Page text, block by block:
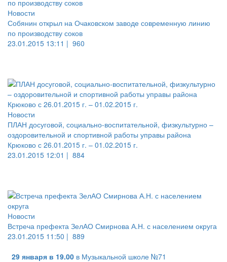
Новости
Собянин открыл на Очаковском заводе современную линию
по производству соков
23.01.2015 13:11 | 960
Новости
ПЛАН досуговой, социально-воспитательной, физкультурно –
оздоровительной и спортивной работы управы района
Крюково с 26.01.2015 г. – 01.02.2015 г.
23.01.2015 12:01 | 884
Новости
Встреча префекта ЗелАО Смирнова А.Н. с населением округа
23.01.2015 11:50 | 889
29 января в 19.00 в Музыкальной школе №71